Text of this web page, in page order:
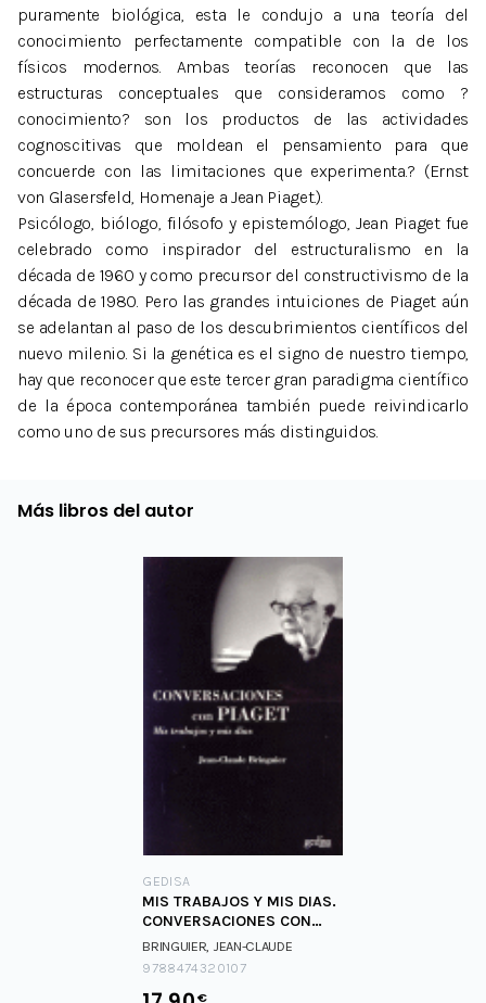
puramente biológica, esta le condujo a una teoría del
conocimiento perfectamente compatible con la de los
físicos modernos. Ambas teorías reconocen que las
estructuras conceptuales que consideramos como ?
conocimiento? son los productos de las actividades
cognoscitivas que moldean el pensamiento para que
concuerde con las limitaciones que experimenta.? (Ernst
von Glasersfeld, Homenaje a Jean Piaget.).
Psicólogo, biólogo, filósofo y epistemólogo, Jean Piaget fue
celebrado como inspirador del estructuralismo en la
década de 1960 y como precursor del constructivismo de la
década de 1980. Pero las grandes intuiciones de Piaget aún
se adelantan al paso de los descubrimientos científicos del
nuevo milenio. Si la genética es el signo de nuestro tiempo,
hay que reconocer que este tercer gran paradigma científico
de la época contemporánea también puede reivindicarlo
como uno de sus precursores más distinguidos.
Más libros del autor
GEDISA
MIS TRABAJOS Y MIS DIAS.
CONVERSACIONES CON
PIAGET
BRINGUIER, JEAN-CLAUDE
9788474320107
€